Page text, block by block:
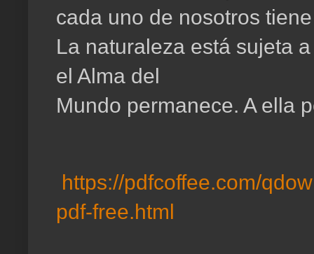
cada uno de nosotros
La naturaleza está sujeta
el Alma del
Mundo permanece. A ella
https://pdfcoffee.com/
pdf-free.html